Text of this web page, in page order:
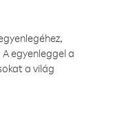
egyenleggel a
a világ